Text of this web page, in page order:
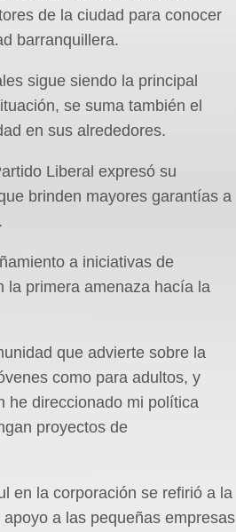
de la ciudad para conocer
barranquillera.
sigue siendo la principal
se suma también el
en sus alrededores.
Liberal expresó su
brinden mayores garantías a
a iniciativas de
la primera amenaza hacía la
que advierte sobre la
como para adultos, y
he direccionado mi política
proyectos de
en la corporación se refirió a la
a las pequeñas empresas